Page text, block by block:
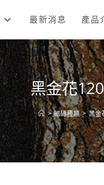
最新消息 產品
黑金花
> 磁磚種類 > 黑金